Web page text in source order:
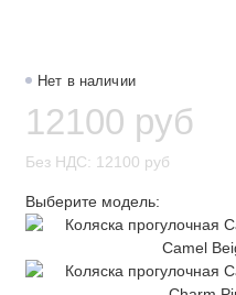
Нет в наличии
12100 руб
Без НДС: 12100 руб
Выберите модель: